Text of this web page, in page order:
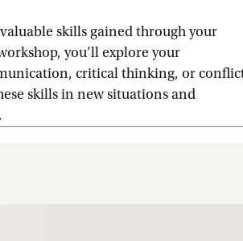
skills gained through your
you’ll explore your
critical thinking, or
skills in new situations and